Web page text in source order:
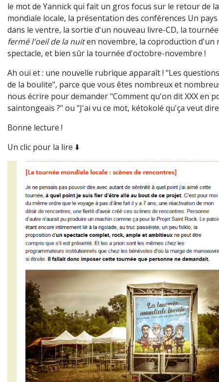
le mot de Yannick qui fait un gros focus sur le retour de
mondiale locale, la présentation des conférences Un
dans le ventre, la sortie d'un nouveau livre-CD, la
fermé l'oeil de la nuiten novembre, la coproduction d'un
spectacle, et bien sûr la tournée d'octobre-novembre !
Ah oui et : une nouvelle rubrique apparaît ! "Les
de la boulite", parce que vous êtes nombreux et
nous écrire pour demander "Comment qu'on dit XXX en
saintongeais ?" ou "J'ai vu ce mot, kétokolé qu'ça veut
Bonne lecture !
Un clic pour la lire ⬇️